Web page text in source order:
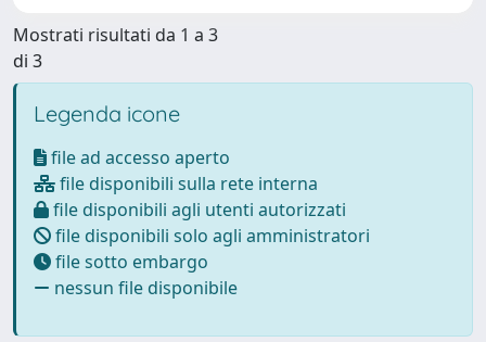
Mostrati risultati da 1 a 3
di 3
Legenda icone
file ad accesso aperto
file disponibili sulla rete interna
file disponibili agli utenti autorizzati
file disponibili solo agli amministratori
file sotto embargo
nessun file disponibile